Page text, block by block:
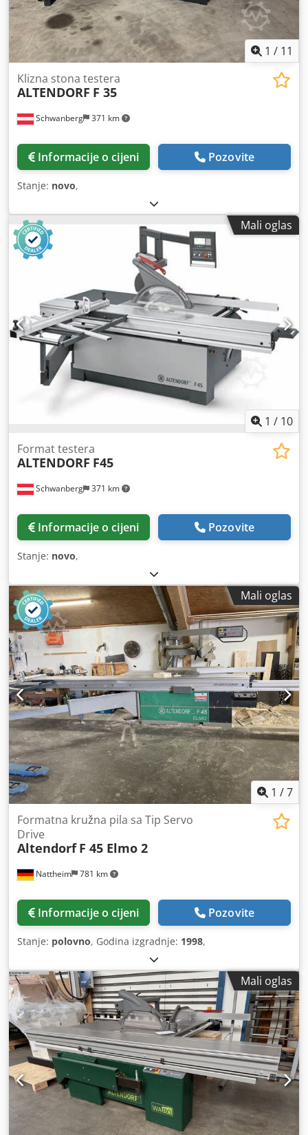
1 / 11
Schwanberg 371 km
Klizna stona testera
ALTENDORF F 35
Informacije o cijeni Pozovite
Stanje: novo,
Mali oglas
1 / 10
Schwanberg 371 km
Format testera
ALTENDORF F45
Informacije o cijeni Pozovite
Stanje: novo,
Mali oglas
1 /7
Nattheim 781 km
Formatna kružna pila sa Tip Servo
Drive
Altendorf F 45 Elmo 2
Informacije o cijeni Pozovite
Stanje: polovno, Godina izgradnje: 1998,
Mali oglas